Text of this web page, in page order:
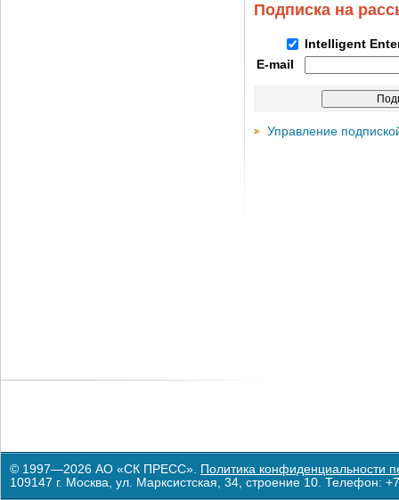
Подписка на
Intelligent
E-mail
Управление
© 1997—2026 АО «СК ПРЕСС». Политика конфиденциальности
109147 г. Москва, ул. Марксистская, 34, строение 10. Телефон: